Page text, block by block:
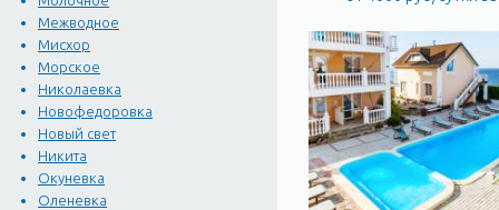
Межводное
Мисхор
Морское
Николаевка
Новофедоровка
Новый свет
Никита
Окуневка
Оленевка